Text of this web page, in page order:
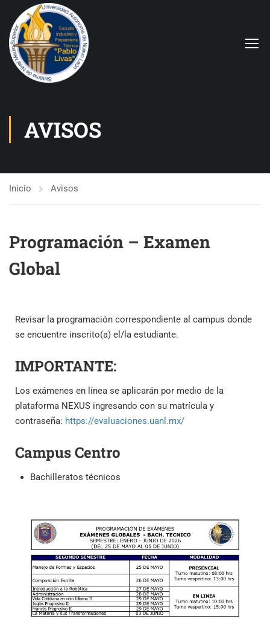
AVISOS
Inicio Avisos
Programación – Examen
Global
Revisar la programación correspondiente al campus donde
se encuentre inscrito(a) el/la estudiante.
IMPORTANTE:
Los exámenes en línea se aplicarán por medio de la
plataforma NEXUS ingresando con su matrícula y
contraseña: https://evaluaciones.uanl.mx/
Campus Centro
Bachilleratos técnicos